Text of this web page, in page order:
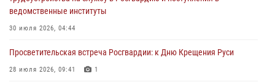
ведомственные институты
30 июля 2026, 04:44
Просветительская встреча Росгвардии: к Дню Крещения Руси
28 июля 2026, 09:41 1